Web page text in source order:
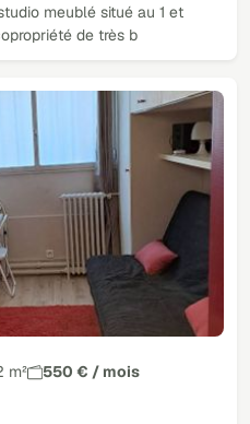
meublé situé au 1 et
de très b
m²
550 € / mois